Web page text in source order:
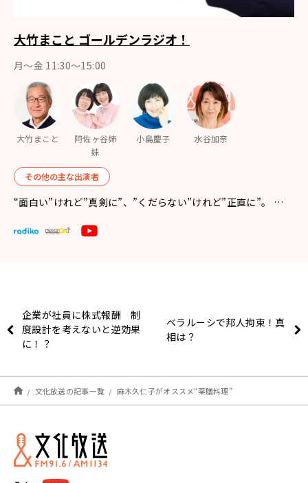
大竹まこと ゴールデンラジオ！
月〜金 11:30～15:00
大竹まこと
阿佐ヶ谷姉
妹
小島慶子 水谷加奈
その他の主な出演者
“面白い”けれど”真剣に”、”くだらない”けれど”正直に”。 …
企業が社員に株式報酬 制
度設計を考えないと逆効果
に！？
ベラルーシで邦人拘束！真
相は？
文化放送の記事一覧 麻木久仁子がオススメ“薬膳料理”